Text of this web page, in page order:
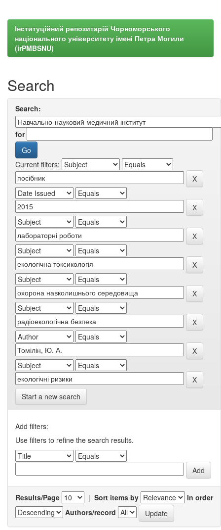
Інституційний репозитарій Чорноморського
національного університету імені Петра Могили
(irPMBSNU)
Search
Search:
for
Current filters:
Start a new search
Add filters:
Use filters to refine the search results.
Results/Page | Sort items by
In order
Authors/record